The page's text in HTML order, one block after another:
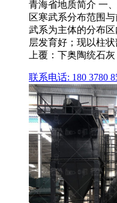
青海省地质简介 一
区寒武系分布范围
武系为主体的分布
层发育好；现以柱
上覆：下奥陶统石灰
联系电话: 180 3780